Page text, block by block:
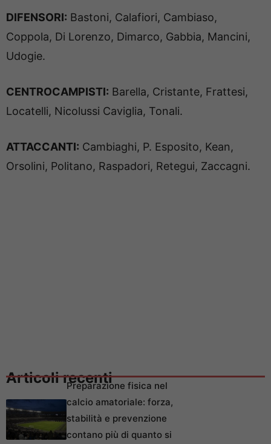
DIFENSORI: Bastoni, Calafiori, Cambiaso,
Coppola, Di Lorenzo, Dimarco, Gabbia, Mancini,
Udogie.
CENTROCAMPISTI: Barella, Cristante, Frattesi,
Locatelli, Nicolussi Caviglia, Tonali.
ATTACCANTI: Cambiaghi, P. Esposito, Kean,
Orsolini, Politano, Raspadori, Retegui, Zaccagni.
Articoli recentiPreparazione fisica nel
calcio amatoriale: forza,
stabilità e prevenzione
contano più di quanto si